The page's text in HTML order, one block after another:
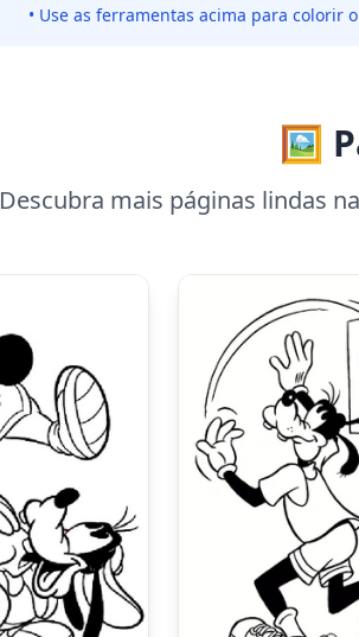
• Use as ferramentas acima para
🖼️
Descubra mais páginas lindas